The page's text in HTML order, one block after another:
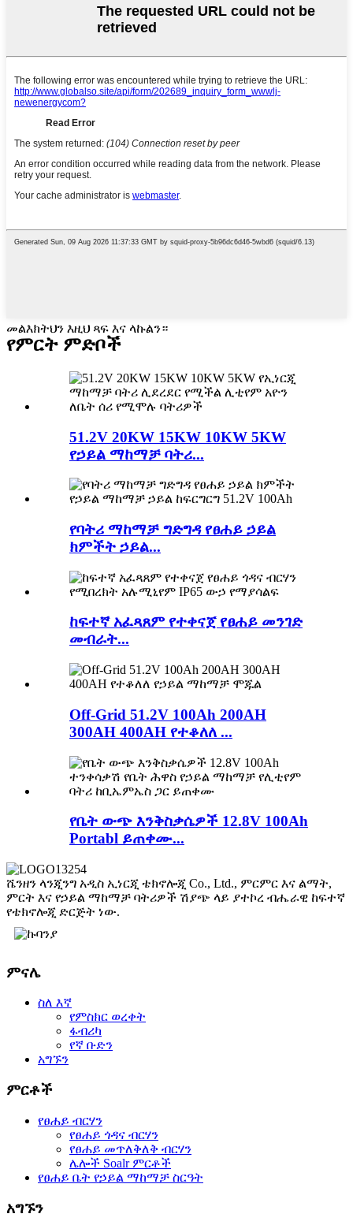
መልእክትህን እዚህ ጻፍ እና ላኩልን።
የምርት ምድቦች
51.2V 20KW 15KW 10KW 5KW
የኃይል ማከማቻ ባትሪ...
የባትሪ ማከማቻ ግድግዳ የፀሐይ ኃይል
ክምችት ኃይል...
ከፍተኛ አፈጻጸም የተቀናጀ የፀሐይ መንገድ
መብራት...
Off-Grid 51.2V 100Ah 200AH
300AH 400AH የተቆለለ ...
የቤት ውጭ እንቅስቃሴዎች 12.8V 100Ah
Portabl ይጠቀሙ...
ሼንዘን ላንጂንግ አዲስ ኢነርጂ ቴክኖሎጂ Co., Ltd., ምርምር እና ልማት,
ምርት እና የኃይል ማከማቻ ባትሪዎች ሽያጭ ላይ ያተኮረ ብሔራዊ ከፍተኛ
የቴክኖሎጂ ድርጅት ነው.
ምናሌ
ስለ እኛ
የምስክር ወረቀት
ፋብሪካ
የኛ ቡድን
አግኙን
ምርቶች
የፀሐይ ብርሃን
የፀሐይ ጎዳና ብርሃን
የፀሐይ መጥለቅለቅ ብርሃን
ሌሎች Soalr ምርቶች
የፀሐይ ቤት የኃይል ማከማቻ ስርዓት
አግኙን